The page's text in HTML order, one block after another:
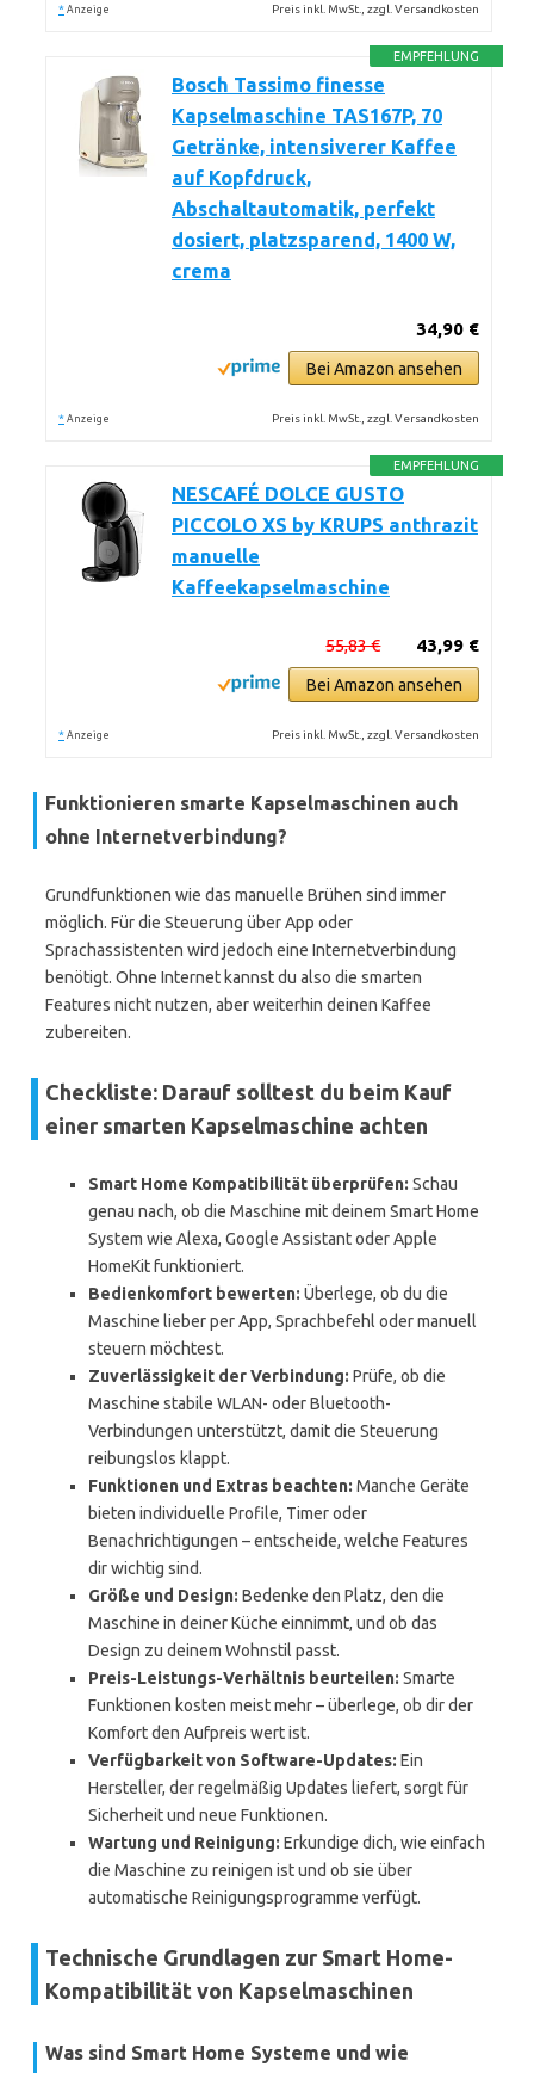
* Anzeige Preis inkl. MwSt., zzgl. Versandkosten
EMPFEHLUNG
Bosch Tassimo finesse
Kapselmaschine TAS167P, 70
Getränke, intensiverer Kaffee
auf Kopfdruck,
Abschaltautomatik, perfekt
dosiert, platzsparend, 1400 W,
crema
34,90 €
Bei Amazon ansehen
* Anzeige Preis inkl. MwSt., zzgl. Versandkosten
EMPFEHLUNG
NESCAFÉ DOLCE GUSTO
PICCOLO XS by KRUPS anthrazit
manuelle
Kaffeekapselmaschine
43,99 €
55,83 €
Bei Amazon ansehen
* Anzeige Preis inkl. MwSt., zzgl. Versandkosten
Funktionieren smarte Kapselmaschinen auch
ohne Internetverbindung?
Grundfunktionen wie das manuelle Brühen sind immer
möglich. Für die Steuerung über App oder
Sprachassistenten wird jedoch eine Internetverbindung
benötigt. Ohne Internet kannst du also die smarten
Features nicht nutzen, aber weiterhin deinen Kaffee
zubereiten.
Checkliste: Darauf solltest du beim Kauf
einer smarten Kapselmaschine achten
Smart Home Kompatibilität überprüfen: Schau
genau nach, ob die Maschine mit deinem Smart Home
System wie Alexa, Google Assistant oder Apple
HomeKit funktioniert.
Bedienkomfort bewerten: Überlege, ob du die
Maschine lieber per App, Sprachbefehl oder manuell
steuern möchtest.
Zuverlässigkeit der Verbindung: Prüfe, ob die
Maschine stabile WLAN- oder Bluetooth-
Verbindungen unterstützt, damit die Steuerung
reibungslos klappt.
Funktionen und Extras beachten: Manche Geräte
bieten individuelle Profile, Timer oder
Benachrichtigungen – entscheide, welche Features
dir wichtig sind.
Größe und Design: Bedenke den Platz, den die
Maschine in deiner Küche einnimmt, und ob das
Design zu deinem Wohnstil passt.
Preis-Leistungs-Verhältnis beurteilen: Smarte
Funktionen kosten meist mehr – überlege, ob dir der
Komfort den Aufpreis wert ist.
Verfügbarkeit von Software-Updates: Ein
Hersteller, der regelmäßig Updates liefert, sorgt für
Sicherheit und neue Funktionen.
Wartung und Reinigung: Erkundige dich, wie einfach
die Maschine zu reinigen ist und ob sie über
automatische Reinigungsprogramme verfügt.
Technische Grundlagen zur Smart Home-
Kompatibilität von Kapselmaschinen
Was sind Smart Home Systeme und wie